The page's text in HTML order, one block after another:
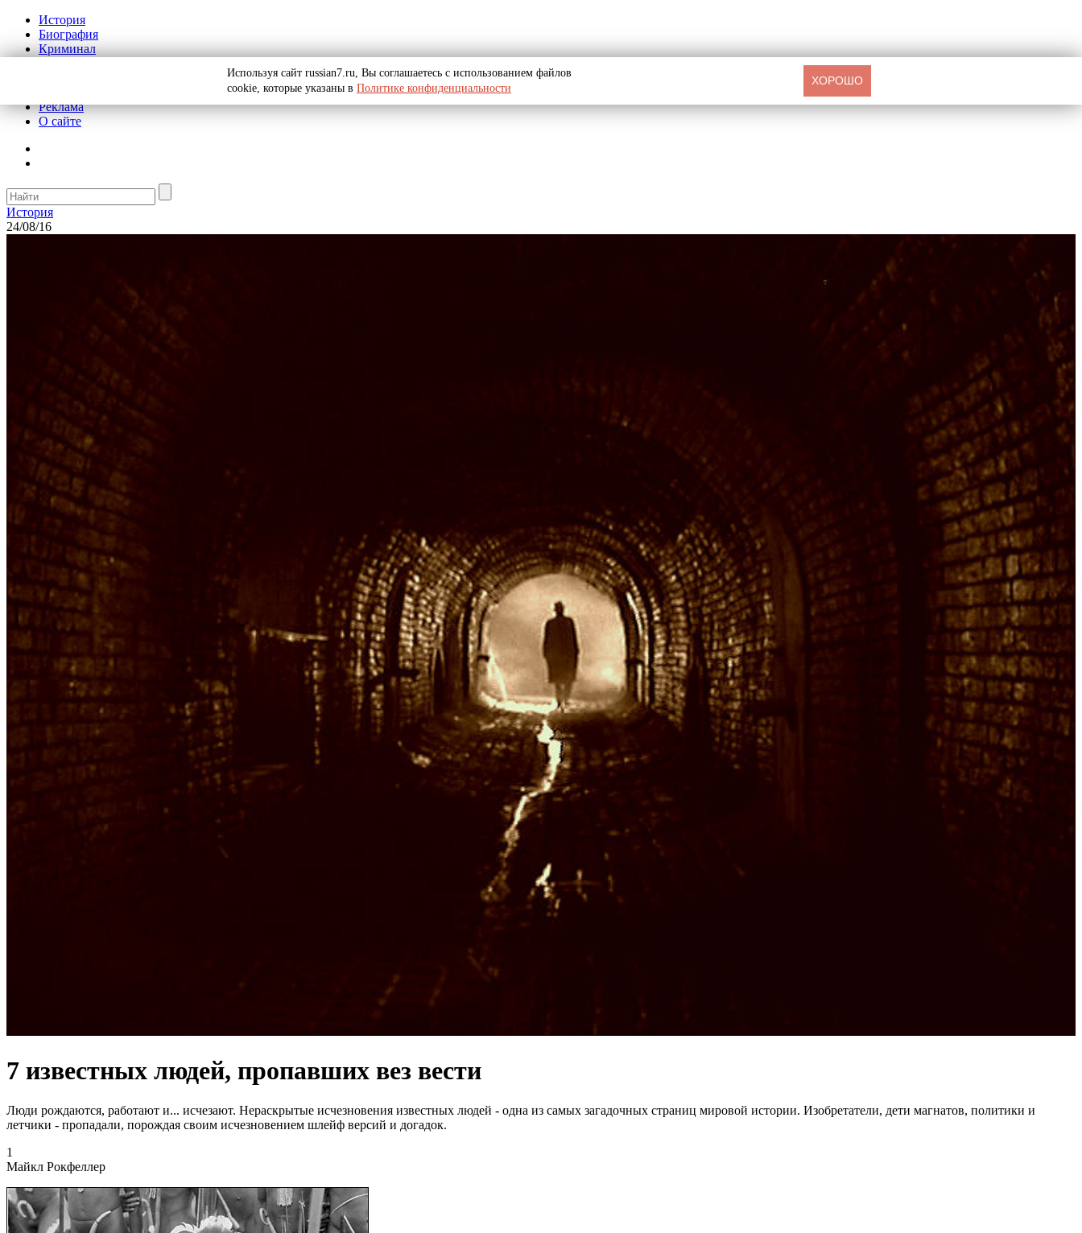
История
Биография
Криминал
Реклама
О сайте
История
24/08/16
7 известных людей, пропавших вез вести
Люди рождаются, работают и... исчезают. Нераскрытые исчезновения известных людей - одна из самых загадочных страниц мировой истории. Изобретатели, дети магнатов, политики и
летчики - пропадали, порождая своим исчезновением шлейф версий и догадок.
1
Майкл Рокфеллер
Используя сайт russian7.ru, Вы соглашаетесь с использованием файлов
cookie, которые указаны в Политике конфиденциальности
ХОРОШО